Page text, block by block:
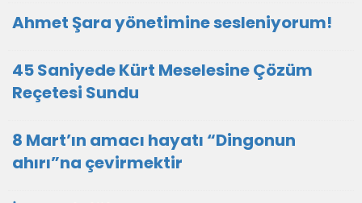
Ahmet Şara yönetimine sesleniyorum!
45 Saniyede Kürt Meselesine Çözüm
Reçetesi Sundu
8 Mart’ın amacı hayatı “Dingonun
ahırı”na çevirmektir